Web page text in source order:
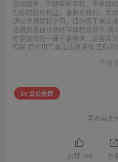
空间服务，不拥有所有权，不承担
到你的版权利益，请联系我们，会
源仅供测试和学习，请勿用于非法
如遇到充值付费环节课程或软件 请
需要投资的一律不要相信，访客发
揭秘 请勿用于非法违规操作 否则
THE
会员免费
喜欢就支
点赞 169 分